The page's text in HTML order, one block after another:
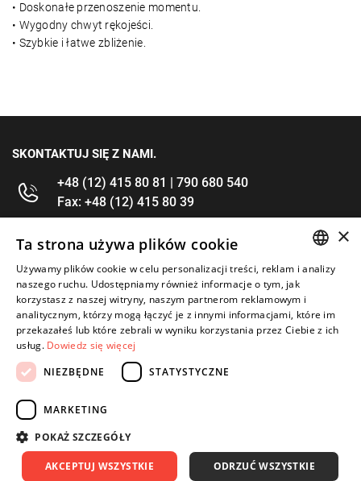
• Doskonałe przenoszenie momentu.
• Wygodny chwyt rękojeści.
• Szybkie i łatwe zbliżenie.
SKONTAKTUJ SIĘ Z NAMI.
+48 (12) 415 80 81 | 790 680 540
Fax: +48 (12) 415 80 39
kontakt@im-narzedzia.pl
INFORMACJE
OFERTA
MOJE KONTO
OBSERWUJ NAS
Copyright 2026: IM Kraków Created by: Waynet
ENGLISH
×
Ta strona używa plików cookie
Używamy plików cookie w celu personalizacji treści, reklam i analizy
naszego ruchu. Udostępniamy również informacje o tym, jak
korzystasz z naszej witryny, naszym partnerom reklamowym i
analitycznym, którzy mogą łączyć je z innymi informacjami, które im
przekazałeś lub które zebrali w wyniku korzystania przez Ciebie z ich
usług. Dowiedz się więcej
NIEZBĘDNE
STATYSTYCZNE
MARKETING
POKAŻ SZCZEGÓŁY
AKCEPTUJ WSZYSTKIE ODRZUĆ WSZYSTKIE